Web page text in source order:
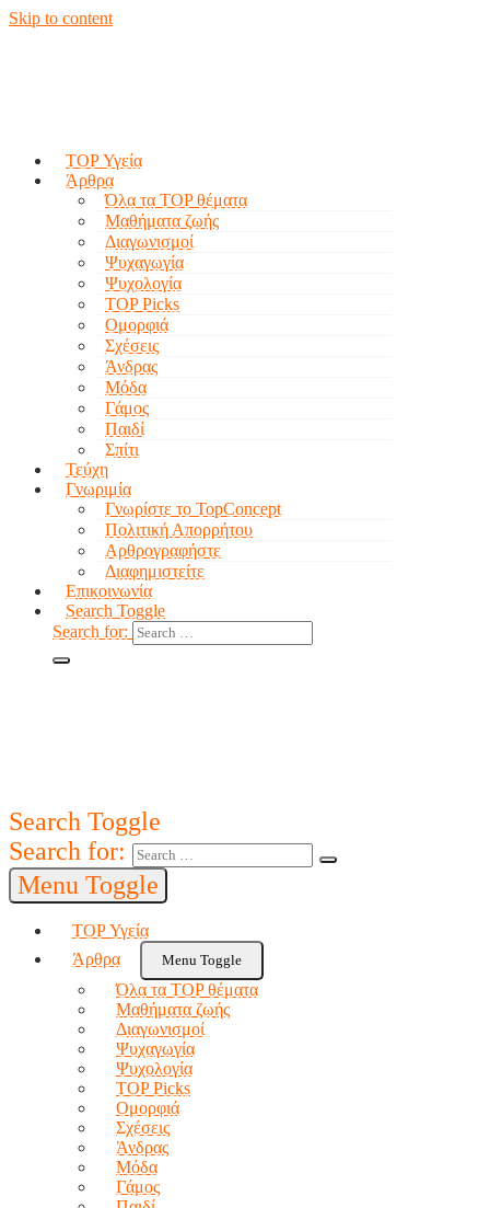
Skip to content
TOP Υγεία
Άρθρα
Όλα τα TOP θέματα
Μαθήματα ζωής
Διαγωνισμοί
Ψυχαγωγία
Ψυχολογία
TOP Picks
Ομορφιά
Σχέσεις
Άνδρας
Μόδα
Γάμος
Παιδί
Σπίτι
Τεύχη
Γνωριμία
Γνωρίστε το TopConcept
Πολιτική Απορρήτου
Αρθρογραφήστε
Διαφημιστείτε
Επικοινωνία
Search Toggle
Search for:
Search Toggle
Search for:
Menu Toggle
TOP Υγεία
Άρθρα
Menu Toggle
Όλα τα TOP θέματα
Μαθήματα ζωής
Διαγωνισμοί
Ψυχαγωγία
Ψυχολογία
TOP Picks
Ομορφιά
Σχέσεις
Άνδρας
Μόδα
Γάμος